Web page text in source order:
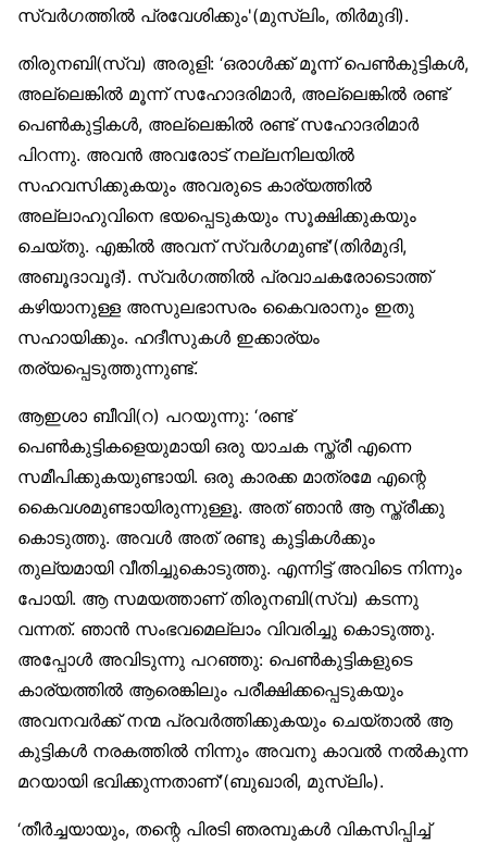
സ്വർഗത്തിൽ പ്രവേശിക്കും'(മുസ്‌ലിം, തിർമുദി).
തിരുനബി(സ്വ) അരുളി: ‘ഒരാൾക്ക് മൂന്ന് പെൺകുട്ടികൾ,
അല്ലെങ്കിൽ മൂന്ന് സഹോദരിമാർ, അല്ലെങ്കിൽ രണ്ട്
പെൺകുട്ടികൾ, അല്ലെങ്കിൽ രണ്ട് സഹോദരിമാർ
പിറന്നു. അവൻ അവരോട് നല്ലനിലയിൽ
സഹവസിക്കുകയും അവരുടെ കാര്യത്തിൽ
അല്ലാഹുവിനെ ഭയപ്പെടുകയും സൂക്ഷിക്കുകയും
ചെയ്തു. എങ്കിൽ അവന് സ്വർഗമുണ്ട്'(തിർമുദി,
അബൂദാവൂദ്). സ്വർഗത്തിൽ പ്രവാചകരോടൊത്ത്
കഴിയാനുള്ള അസുലഭാസരം കൈവരാനും ഇതു
സഹായിക്കും. ഹദീസുകൾ ഇക്കാര്യം
തര്യപ്പെടുത്തുന്നുണ്ട്.
ആഇശാ ബീവി(റ) പറയുന്നു: ‘രണ്ട്
പെൺകുട്ടികളെയുമായി ഒരു യാചക സ്ത്രീ എന്നെ
സമീപിക്കുകയുണ്ടായി. ഒരു കാരക്ക മാത്രമേ എന്റെ
കൈവശമുണ്ടായിരുന്നുള്ളൂ. അത് ഞാൻ ആ സ്ത്രീക്കു
കൊടുത്തു. അവൾ അത് രണ്ടു കുട്ടികൾക്കും
തുല്യമായി വീതിച്ചുകൊടുത്തു. എന്നിട്ട് അവിടെ നിന്നും
പോയി. ആ സമയത്താണ് തിരുനബി(സ്വ) കടന്നു
വന്നത്. ഞാൻ സംഭവമെല്ലാം വിവരിച്ചു കൊടുത്തു.
അപ്പോൾ അവിടുന്നു പറഞ്ഞു: പെൺകുട്ടികളുടെ
കാര്യത്തിൽ ആരെങ്കിലും പരീക്ഷിക്കപ്പെടുകയും
അവനവർക്ക് നന്മ പ്രവർത്തിക്കുകയും ചെയ്താൽ ആ
കുട്ടികൾ നരകത്തിൽ നിന്നും അവനു കാവൽ നൽകുന്ന
മറയായി ഭവിക്കുന്നതാണ്'(ബുഖാരി, മുസ്‌ലിം).
‘തീർച്ചയായും, തന്റെ പിരടി ഞരമ്പുകൾ വികസിപ്പിച്ച്